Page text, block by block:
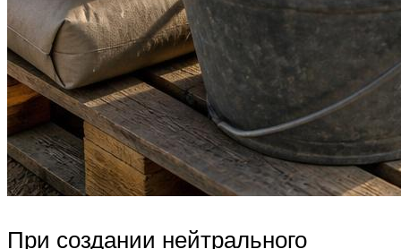
При создании нейтрального